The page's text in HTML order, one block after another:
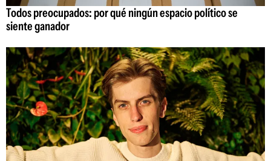
Todos preocupados: por qué ningún espacio político se
siente ganador